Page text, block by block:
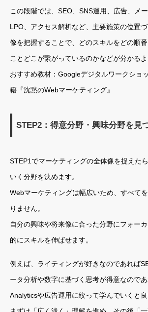
この段階では、SEO、SNS運用、広告、メ
LPO、アクセス解析など、主要施策の位置
像を把握することで、どのスキルをどの順
ことどこが繋がっているのかなどが分かるよ
おすすめ教材：Googleデジタルワークショ
籍『沈黙のWebマーケティング』
STEP2：得意分野・興味分野を見
STEP1でマーケティングの全体像を捉えた
いく分野を決めます。
Webマーケティングは幅広いため、すべて
りません。
自分の興味や将来像に合った分野にフォー
的にスキルを伸ばせます。
例えば、ライティングが好きなのであれば
ータ分析や数字に基づく思考が得意なので
Analyticsや広告運用に絞って学んでいくと良